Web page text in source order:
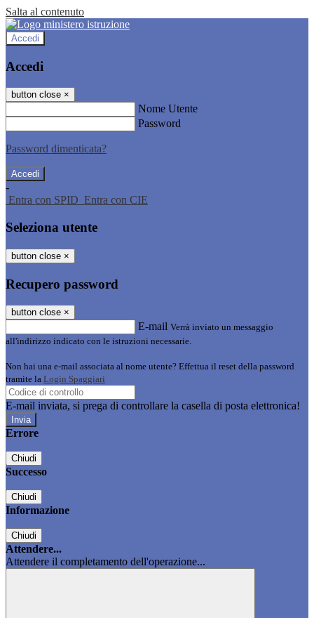
Salta al contenuto
Accedi
Accedi
button close ×
Nome Utente
Password
Password dimenticata?
-
Entra con SPID Entra con CIE
Seleziona utente
button close ×
Recupero password
button close ×
E-mail Verrà inviato un messaggio
all'indirizzo indicato con le istruzioni necessarie.
Non hai una e-mail associata al nome utente? Effettua il reset della password
tramite la Login Spaggiari
E-mail inviata, si prega di controllare la casella di posta elettronica!
Errore
Chiudi
Successo
Chiudi
Informazione
Chiudi
Attendere...
Attendere il completamento dell'operazione...